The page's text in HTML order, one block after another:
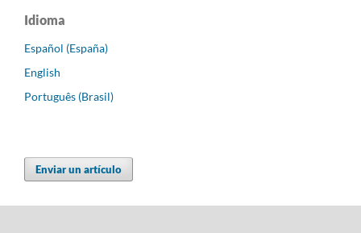
Idioma
Español (España)
English
Português (Brasil)
Enviar un artículo